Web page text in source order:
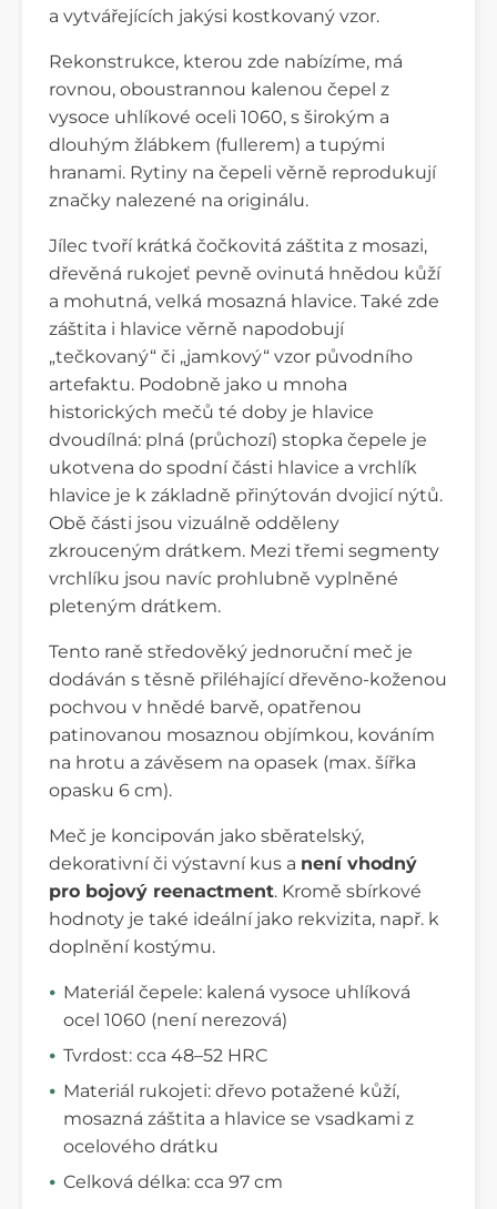
a vytvářejících jakýsi kostkovaný vzor.
Rekonstrukce, kterou zde nabízíme, má
rovnou, oboustrannou kalenou čepel z
vysoce uhlíkové oceli 1060, s širokým a
dlouhým žlábkem (fullerem) a tupými
hranami. Rytiny na čepeli věrně reprodukují
značky nalezené na originálu.
Jílec tvoří krátká čočkovitá záštita z mosazi,
dřevěná rukojeť pevně ovinutá hnědou kůží
a mohutná, velká mosazná hlavice. Také zde
záštita i hlavice věrně napodobují
„tečkovaný“ či „jamkový“ vzor původního
artefaktu. Podobně jako u mnoha
historických mečů té doby je hlavice
dvoudílná: plná (průchozí) stopka čepele je
ukotvena do spodní části hlavice a vrchlík
hlavice je k základně přinýtován dvojicí nýtů.
Obě části jsou vizuálně odděleny
zkrouceným drátkem. Mezi třemi segmenty
vrchlíku jsou navíc prohlubně vyplněné
pleteným drátkem.
Tento raně středověký jednoruční meč je
dodáván s těsně přiléhající dřevěno-koženou
pochvou v hnědé barvě, opatřenou
patinovanou mosaznou objímkou, kováním
na hrotu a závěsem na opasek (max. šířka
opasku 6 cm).
Meč je koncipován jako sběratelský,
dekorativní či výstavní kus a není vhodný
pro bojový reenactment. Kromě sbírkové
hodnoty je také ideální jako rekvizita, např. k
doplnění kostýmu.
Materiál čepele: kalená vysoce uhlíková
ocel 1060 (není nerezová)
Tvrdost: cca 48–52 HRC
Materiál rukojeti: dřevo potažené kůží,
mosazná záštita a hlavice se vsadkami z
ocelového drátku
Celková délka: cca 97 cm